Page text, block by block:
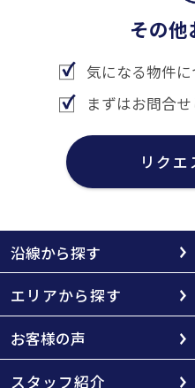
その他
気になる物件
まずはお問合
リクエ
沿線から探す
エリアから探す
お客様の声
スタッフ紹介